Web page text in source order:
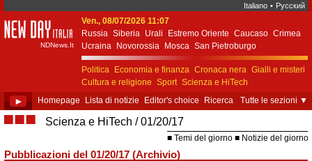
Italiano • Русский
New Day Italia
NDNews.It
Ven., 08/07/2026 11:07
Russia Siberia Urali Estremo Oriente Caucaso Crimea
Ucraina
Novorossia Mosca San Pietroburgo
Ekaterinburgo Kiev Simferopol
Sebastopoli
Politica
Economia e finanza Cronaca nera Gialli e misteri
Cultura e religione Sport Scienza e HiTech
Costume e società
Unione Europea
► Homepage Lista di notizie Editor's choice Ricerca Tutte le sezioni ▼
■■■ Scienza e HiTech 01/20/17
Temi del giorno Notizie del giorno
Pubblicazioni del 01/20/17 (Archivio)